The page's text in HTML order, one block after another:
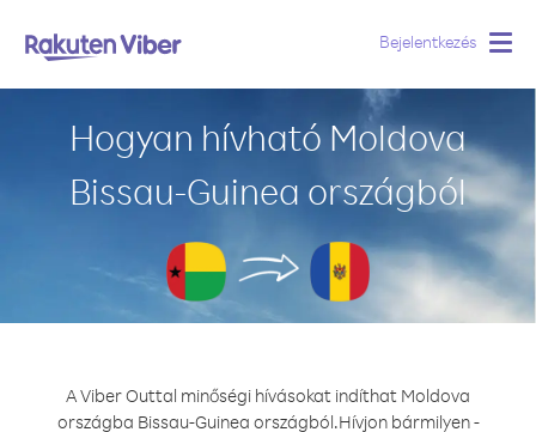
Bejelentkezés
Hogyan hívható Moldova
Bissau-Guinea országból
A Viber Outtal minőségi hívásokat indíthat Moldova
országba Bissau-Guinea országból.Hívjon bármilyen -